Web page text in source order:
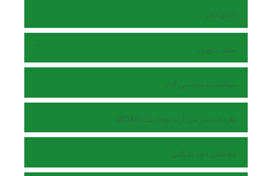
اخلاق نشر
بخش داوری
سیاست دسترسی آزاد
نظریه دسترسی آزاد بوداپست (BOAI)
خط مشی خود بایگانی